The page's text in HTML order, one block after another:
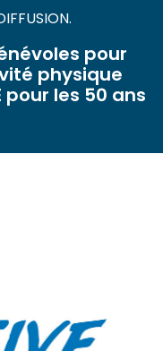
pour
physique
pour les 50 ans